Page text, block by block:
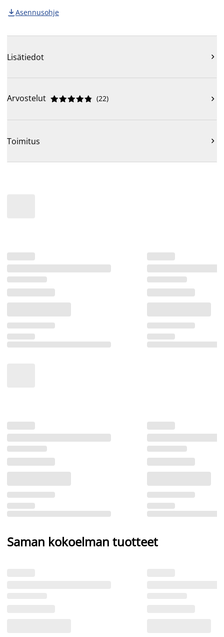
 Asennusohje
Lisätiedot 
Arvostelut 




 (22) 
Toimitus 
Saman kokoelman tuotteet